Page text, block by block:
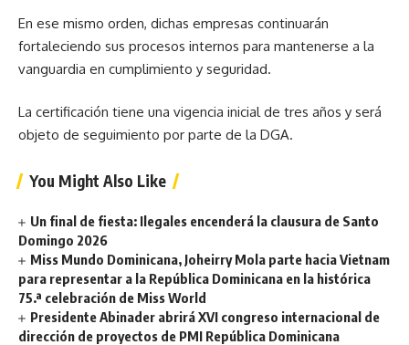
En ese mismo orden, dichas empresas continuarán
fortaleciendo sus procesos internos para mantenerse a la
vanguardia en cumplimiento y seguridad.
La certificación tiene una vigencia inicial de tres años y será
objeto de seguimiento por parte de la DGA.
You Might Also Like
Un final de fiesta: Ilegales encenderá la clausura de Santo
Domingo 2026
Miss Mundo Dominicana, Joheirry Mola parte hacia Vietnam
para representar a la República Dominicana en la histórica
75.ª celebración de Miss World
Presidente Abinader abrirá XVI congreso internacional de
dirección de proyectos de PMI República Dominicana